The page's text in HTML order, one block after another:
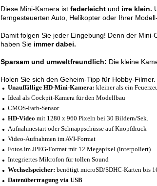
Diese Mini-Kamera ist federleicht und irre klein.
ferngesteuerten Auto, Helikopter oder Ihrer
Damit folgen Sie jeder Eingebung! Denn der
haben Sie immer dabei.
Sparsam und umweltfreundlich: Die kleine
Holen Sie sich den Geheim-Tipp für Hobby-
Unauffällige HD-Mini-Kamera: kleiner als ein
Ideal als Cockpit-Kamera für den Modellbau
CMOS-Farb-Sensor
HD-Video mit 1280 x 960 Pixeln bei 30 Bildern/Sek.
Aufnahmestart oder Schnappschüsse auf Knopfdruck
Video-Aufnahmen im AVI-Format
Fotos im JPEG-Format mit 12 Megapixel (interpoliert)
Integriertes Mikrofon für tollen Sound
Wechselspeicher: benötigt microSD/SDHC-Karten bis
Datenübertragung via USB